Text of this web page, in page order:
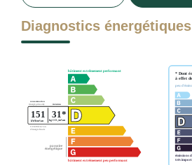
Diagnostics énergétiques